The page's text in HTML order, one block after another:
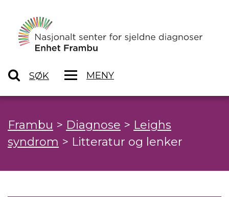
SØK MENY
Frambu > Diagnose > Leighs
syndrom > Litteratur og lenker